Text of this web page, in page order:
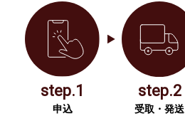
step.1
申込
step.2
受取・発送